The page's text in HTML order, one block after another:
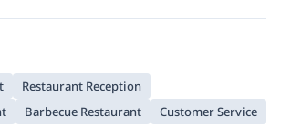
Restaurant Reception
Barbecue Restaurant Customer Service